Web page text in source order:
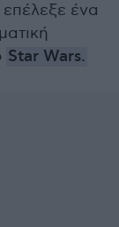
επέλεξε ένα
Star Wars.